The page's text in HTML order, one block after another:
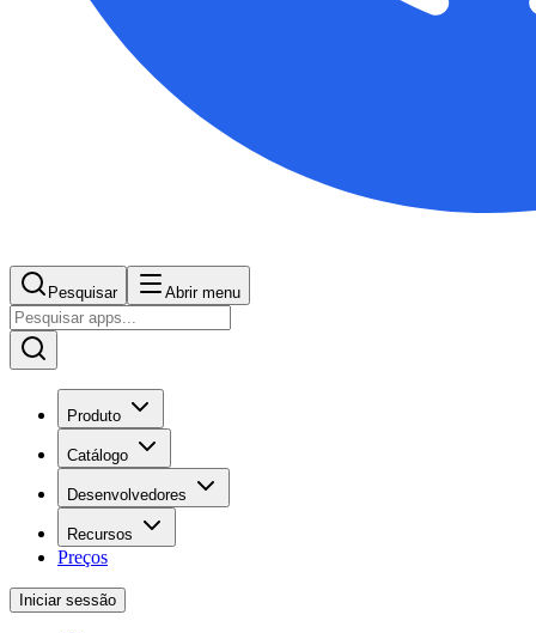
Pesquisar Abrir menu
Produto
Catálogo
Desenvolvedores
Recursos
Preços
Iniciar sessão